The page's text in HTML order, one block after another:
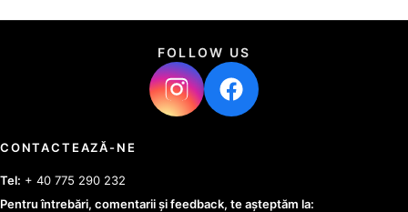
FOLLOW US
CONTACTEAZĂ-NE
Tel: + 40 775 290 232
Pentru întrebări, comentarii și feedback, te așteptăm la: